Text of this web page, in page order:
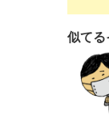
似てる